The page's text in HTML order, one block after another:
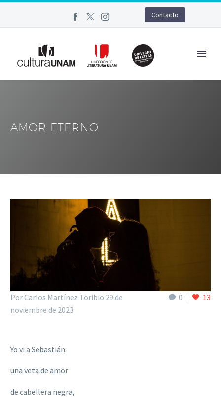
Contacto
AMOR ETERNO
0 13
Por Carlos Martínez Toribio 29 de
noviembre de 2023
Yo vi a Sebastián:
una veta de amor
de cabellera negra,